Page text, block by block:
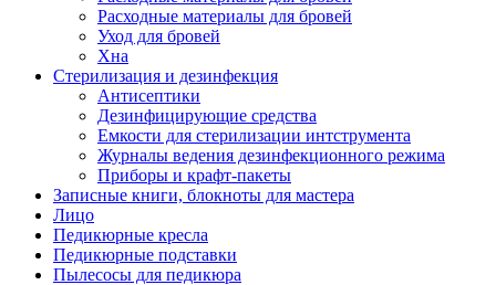
Расходные материалы для бровей
Уход для бровей
Хна
Стерилизация и дезинфекция
Антисептики
Дезинфицирующие средства
Емкости для стерилизации интструмента
Журналы ведения дезинфекционного режима
Приборы и крафт-пакеты
Записные книги, блокноты для мастера
Лицо
Педикюрные кресла
Педикюрные подставки
Пылесосы для педикюра